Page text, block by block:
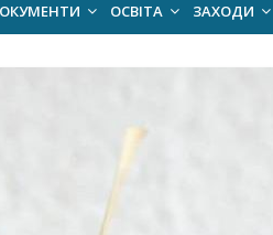
ОСВІТА ЗАХОДИ